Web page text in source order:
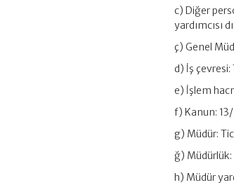
c) Diğer
yardımcısı
ç) Genel
d) İş
e) İşlem
f) Kanun:
g) Müdür:
ğ)
h) Müdür